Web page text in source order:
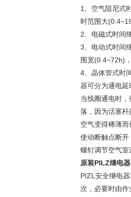
1、空气阻尼式
时范围大
2、电磁式时间
3、电动式时间
围宽(0.4~72h)
4、晶体管式时
器可分为通电
当线圈通电时
落，因为活塞
空气变得稀薄
使动断触点断
螺钉调节空气
原装PILZ继电
PIZL安全继电
次，必要时由